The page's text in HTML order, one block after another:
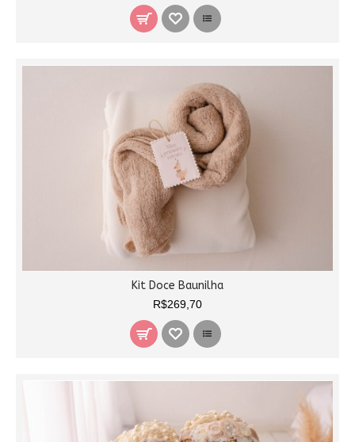
Kit Doce Baunilha
R$269,70